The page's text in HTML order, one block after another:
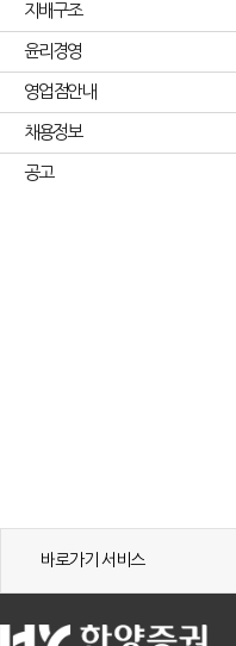
지배구조
윤리경영
영업점안내
채용정보
공고
바로가기 서비스